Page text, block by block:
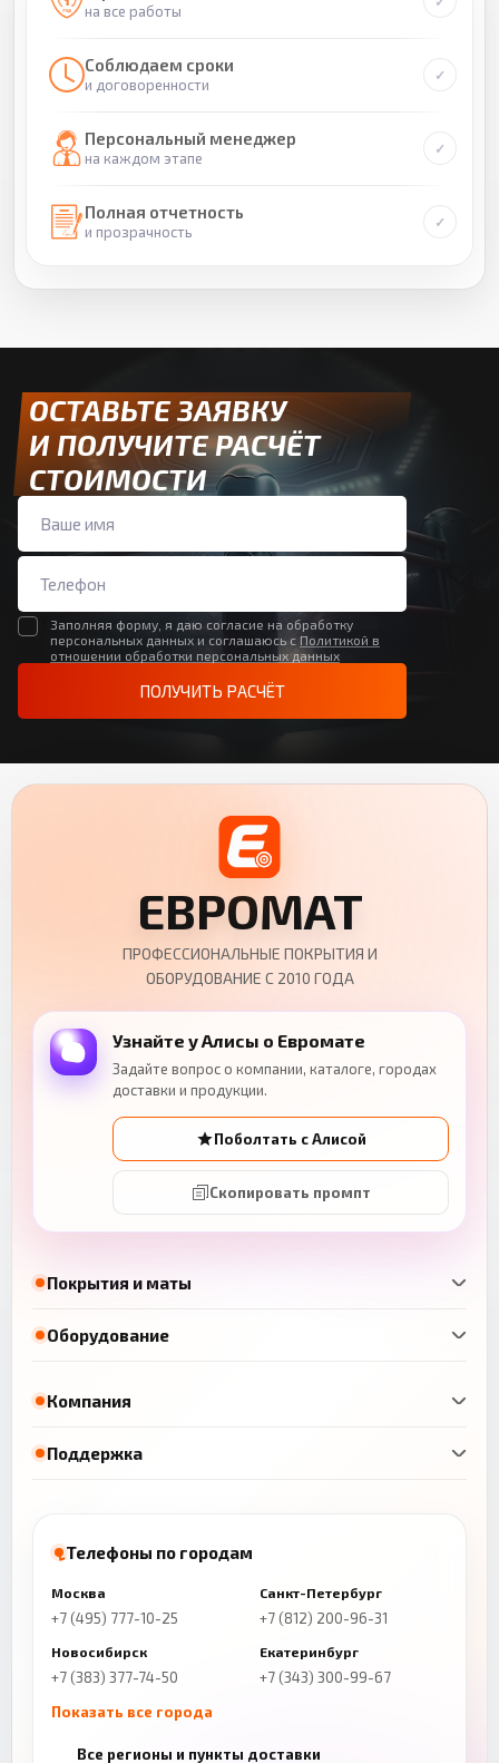
на все работы
Соблюдаем сроки
и договоренности
Персональный менеджер
на каждом этапе
Полная отчетность
и прозрачность
ОСТАВЬТЕ ЗАЯВКУ
И ПОЛУЧИТЕ РАСЧЁТ
СТОИМОСТИ
Заполняя форму, я даю согласие на обработку
персональных данных и соглашаюсь с Политикой в
отношении обработки персональных данных
ПОЛУЧИТЬ РАСЧЁТ
Покрытия и маты
Оборудование
ЕВРОМАТ
ПРОФЕССИОНАЛЬНЫЕ ПОКРЫТИЯ И
ОБОРУДОВАНИЕ С 2010 ГОДА
Узнайте у Алисы о Евромате
Задайте вопрос о компании, каталоге, городах
доставки и продукции.
Поболтать с Алисой
Скопировать промпт
Компания
Поддержка
Телефоны по городам
Москва
+7 (495) 777-10-25
Санкт-Петербург
+7 (812) 200-96-31
Новосибирск
+7 (383) 377-74-50
Екатеринбург
+7 (343) 300-99-67
Показать все города
Все регионы и пункты доставки